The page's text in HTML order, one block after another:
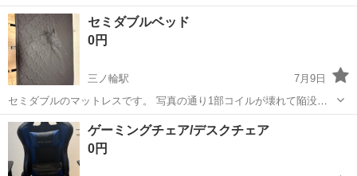
東京 台東区 三ノ輪駅 家具
セミダブルベッド
0円
三ノ輪駅
7月9日
セミダブルのマットレスです。 写真の通り1部コイルが壊れて陥没し
てます 左右どちらかによれば問題ないですが、陥没部分は気になるか
もです。 【希望取引日時】7月12日 12時〜 上記の条件に合わせてく
ださる方を優先させて...
東京 台東区 三ノ輪駅 セミダブル
ゲーミングチェア/デスクチェア
0円